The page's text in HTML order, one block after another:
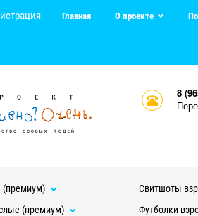
Главная О проекте
8
(премиум) Свитшоты
(премиум)
Футболки